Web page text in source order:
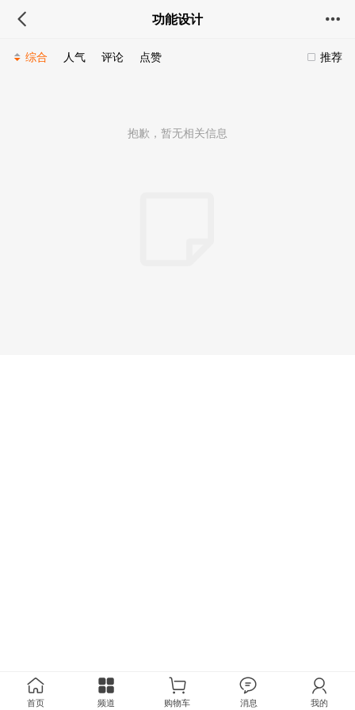
功能设计
推荐
综合 人气 评论 点赞
抱歉，暂无相关信息
首页 频道 购物车 消息 我的